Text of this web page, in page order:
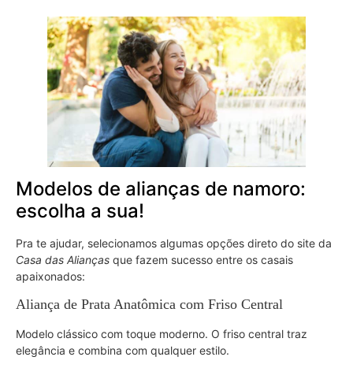
Modelos de alianças de namoro:
escolha a sua!
Pra te ajudar, selecionamos algumas opções direto do site da
Casa das Alianças que fazem sucesso entre os casais
apaixonados:
Aliança de Prata Anatômica com Friso Central
Modelo clássico com toque moderno. O friso central traz
elegância e combina com qualquer estilo.